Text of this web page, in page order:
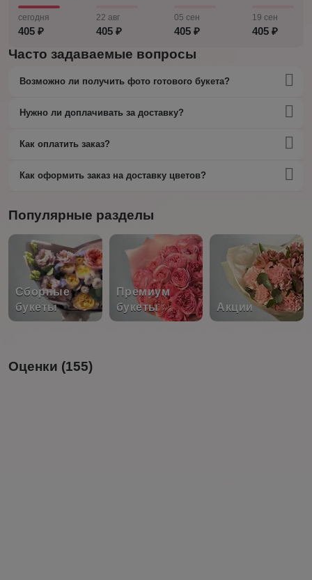
сегодня
405 ₽
22 авг
405 ₽
05 сен
405 ₽
19 сен
405 ₽
Часто задаваемые вопросы
Возможно ли получить фото готового букета?
Нужно ли доплачивать за доставку?
Как оплатить заказ?
Как оформить заказ на доставку цветов?
Популярные разделы
Сборные
букеты
Премиум
букеты
Акции
Оценки (155)